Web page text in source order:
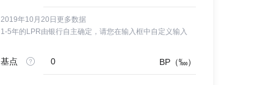
2019年10月20日更多数据
1-5年的LPR由银行自主确定，请您在输入框中自定义输入
基点 BP（‱）